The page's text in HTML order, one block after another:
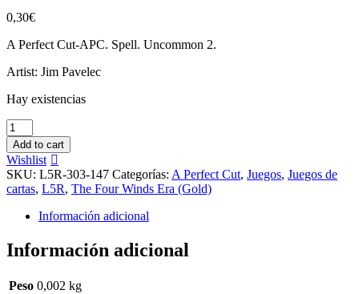
0,30€
A Perfect Cut-APC. Spell. Uncommon 2.
Artist: Jim Pavelec
Hay existencias
The
Greatest
Cost
cantidad
Add to cart
Wishlist
SKU: L5R-303-147 Categorías: A Perfect Cut, Juegos, Juegos de
cartas, L5R, The Four Winds Era (Gold)
Información adicional
Información adicional
Peso 0,002 kg